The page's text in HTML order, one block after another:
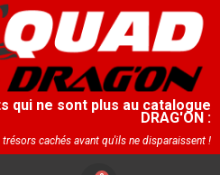
qui ne sont plus au catalogue
DRAG'ON :
cachés avant qu'ils ne disparaissent !